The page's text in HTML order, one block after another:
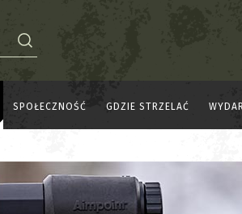
SPOŁECZNOŚĆ GDZIE STRZELAĆ